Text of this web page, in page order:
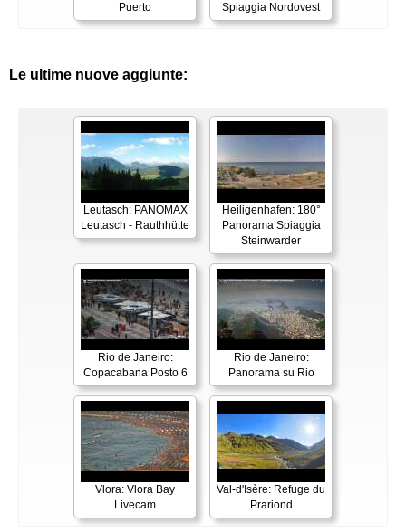
Puerto
Spiaggia Nordovest
Le ultime nuove aggiunte:
Leutasch: PANOMAX
Leutasch - Rauthhütte
Heiligenhafen: 180°
Panorama Spiaggia
Steinwarder
Rio de Janeiro:
Copacabana Posto 6
Rio de Janeiro:
Panorama su Rio
Vlora: Vlora Bay
Livecam
Val-d'Isère: Refuge du
Prariond